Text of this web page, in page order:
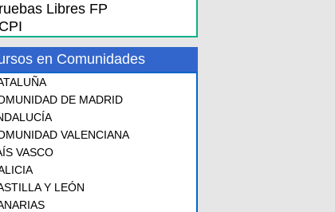
Libres FP
en Comunidades
DE MADRID
VALENCIANA
VASCO
Y LEÓN